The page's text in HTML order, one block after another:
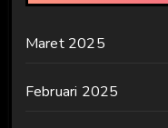
Maret 2025
Februari 2025